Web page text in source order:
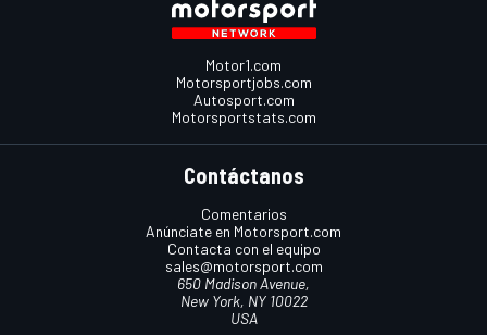
Motor1.com
Motorsportjobs.com
Autosport.com
Motorsportstats.com
Contáctanos
Comentarios
Anúnciate en Motorsport.com
Contacta con el equipo
sales@motorsport.com
650 Madison Avenue,
New York, NY 10022
USA